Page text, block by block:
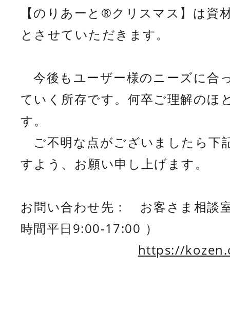
【のりあーと®クリスマス】は資
とさせていただきます。
今後もユーザー様のニーズに合
ていく所存です。何卒ご理解のほ
す。
ご不明な点がございましたら下
すよう、お願い申し上げます。
お問い合わせ先： お客さま相談
時間平日9:00-17:00 ）
https://